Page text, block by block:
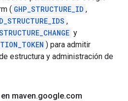
( GHP_STRUCTURE_ID ,
,
y
) para admitir
estructura y administración de
maven.google.com